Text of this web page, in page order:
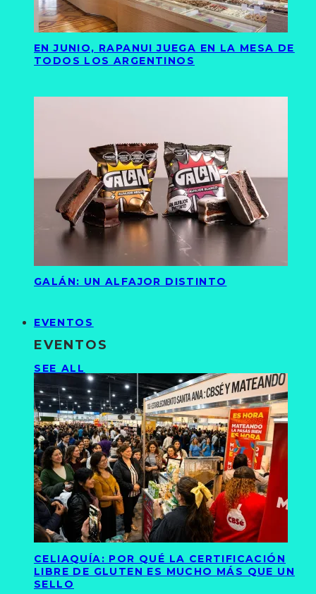
EN JUNIO, RAPANUI JUEGA EN LA MESA DE
TODOS LOS ARGENTINOS
GALÁN: UN ALFAJOR DISTINTO
EVENTOS
EVENTOS
SEE ALL
CELIAQUÍA: POR QUÉ LA CERTIFICACIÓN
LIBRE DE GLUTEN ES MUCHO MÁS QUE UN
SELLO